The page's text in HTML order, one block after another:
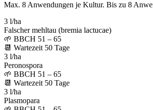
Max. 8 Anwendungen je Kultur. Bis zu 8
3 l/ha
Falscher mehltau (bremia lactucae)
🌱 BBCH 51 – 65
📆 Wartezeit 50 Tage
3 l/ha
Peronospora
🌱 BBCH 51 – 65
📆 Wartezeit 50 Tage
3 l/ha
Plasmopara